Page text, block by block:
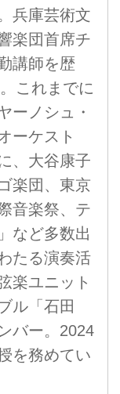
兵庫芸術文
楽団首席チ
講師を歴
これまでに
ーノシュ・
ーケスト
、大谷康子
楽団、東京
音楽祭、テ
など多数出
たる演奏活
楽ユニット
ル「石田
バー。2024
を務めてい